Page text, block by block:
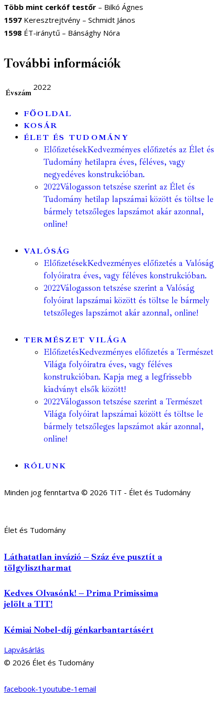
Több mint cerkóf testőr – Bilkó Ágnes
1597 Keresztrejtvény – Schmidt János
1598 ÉT-iránytű – Bánsághy Nóra
További információk
Évszám
2022
FŐOLDAL
KOSÁR
ÉLET ÉS TUDOMÁNY
ElőfizetésekKedvezményes előfizetés az Élet és
Tudomány hetilapra éves, féléves, vagy
negyedéves konstrukcióban.
2022Válogasson tetszése szerint az Élet és
Tudomány hetilap lapszámai között és töltse le
bármely tetszőleges lapszámot akár azonnal,
online!
VALÓSÁG
ElőfizetésekKedvezményes előfizetés a Valóság
folyóiratra éves, vagy féléves konstrukcióban.
2022Válogasson tetszése szerint a Valóság
folyóirat lapszámai között és töltse le bármely
tetszőleges lapszámot akár azonnal, online!
TERMÉSZET VILÁGA
ElőfizetésKedvezményes előfizetés a Természet
Világa folyóiratra éves, vagy féléves
konstrukcióban. Kapja meg a legfrissebb
kiadványt elsők között!
2022Válogasson tetszése szerint a Természet
Világa folyóirat lapszámai között és töltse le
bármely tetszőleges lapszámot akár azonnal,
online!
RÓLUNK
Minden jog fenntartva © 2026 TIT - Élet és Tudomány
Élet és Tudomány
Láthatatlan invázió – Száz éve pusztít a
tölgylisztharmat
Kedves Olvasónk! – Prima Primissima
jelölt a TIT!
Kémiai Nobel-díj génkarbantartásért
Lapvásárlás
© 2026 Élet és Tudomány
facebook-1 youtube-1 email